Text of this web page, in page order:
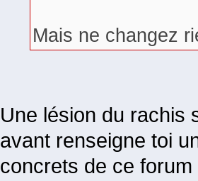
Mais ne changez
Une lésion du rachis
avant renseigne toi
concrets de ce